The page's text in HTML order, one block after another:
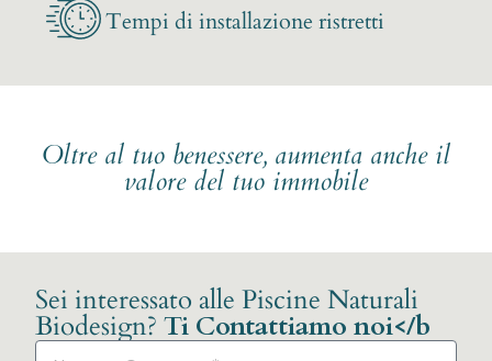
Tempi di installazione ristretti
Oltre al tuo benessere, aumenta anche il
valore del tuo immobile
Sei interessato alle Piscine Naturali
Biodesign? Ti Contattiamo noi</b